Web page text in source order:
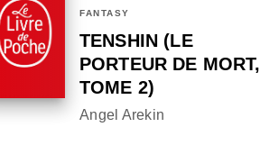
FANTASY
TENSHIN (LE
PORTEUR DE MORT,
TOME 2)
Angel Arekin